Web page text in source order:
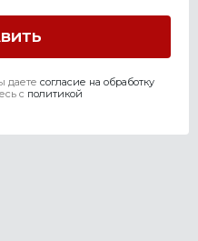
даете согласие на обработку
c политикой